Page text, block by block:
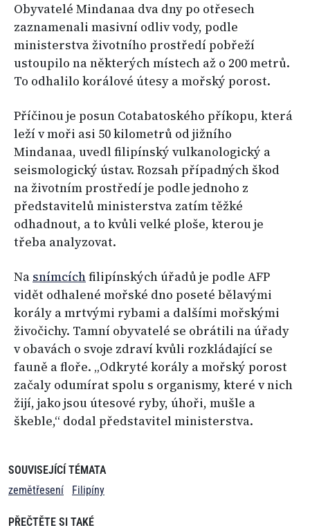
Obyvatelé Mindanaa dva dny po otřesech
zaznamenali masivní odliv vody, podle
ministerstva životního prostředí pobřeží
ustoupilo na některých místech až o 200 metrů.
To odhalilo korálové útesy a mořský porost.
Příčinou je posun Cotabatoského příkopu, která
leží v moři asi 50 kilometrů od jižního
Mindanaa, uvedl filipínský vulkanologický a
seismologický ústav. Rozsah případných škod
na životním prostředí je podle jednoho z
představitelů ministerstva zatím těžké
odhadnout, a to kvůli velké ploše, kterou je
třeba analyzovat.
Na snímcíchfilipínských úřadů je podle AFP
vidět odhalené mořské dno poseté bělavými
korály a mrtvými rybami a dalšími mořskými
živočichy. Tamní obyvatelé se obrátili na úřady
v obavách o svoje zdraví kvůli rozkládající se
fauně a floře. „Odkryté korály a mořský porost
začaly odumírat spolu s organismy, které v nich
žijí, jako jsou útesové ryby, úhoři, mušle a
škeble,“ dodal představitel ministerstva.
SOUVISEJÍCÍ TÉMATA
zemětřesení
Filipíny
PŘEČTĚTE SI TAKÉ